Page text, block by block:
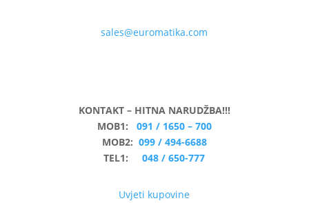
sales@euromatika.com
KONTAKT – HITNA NARUDŽBA!!!
MOB1: 091 / 1650 – 700
MOB2: 099 / 494-6688
TEL1:048 / 650-777
Uvjeti kupovine